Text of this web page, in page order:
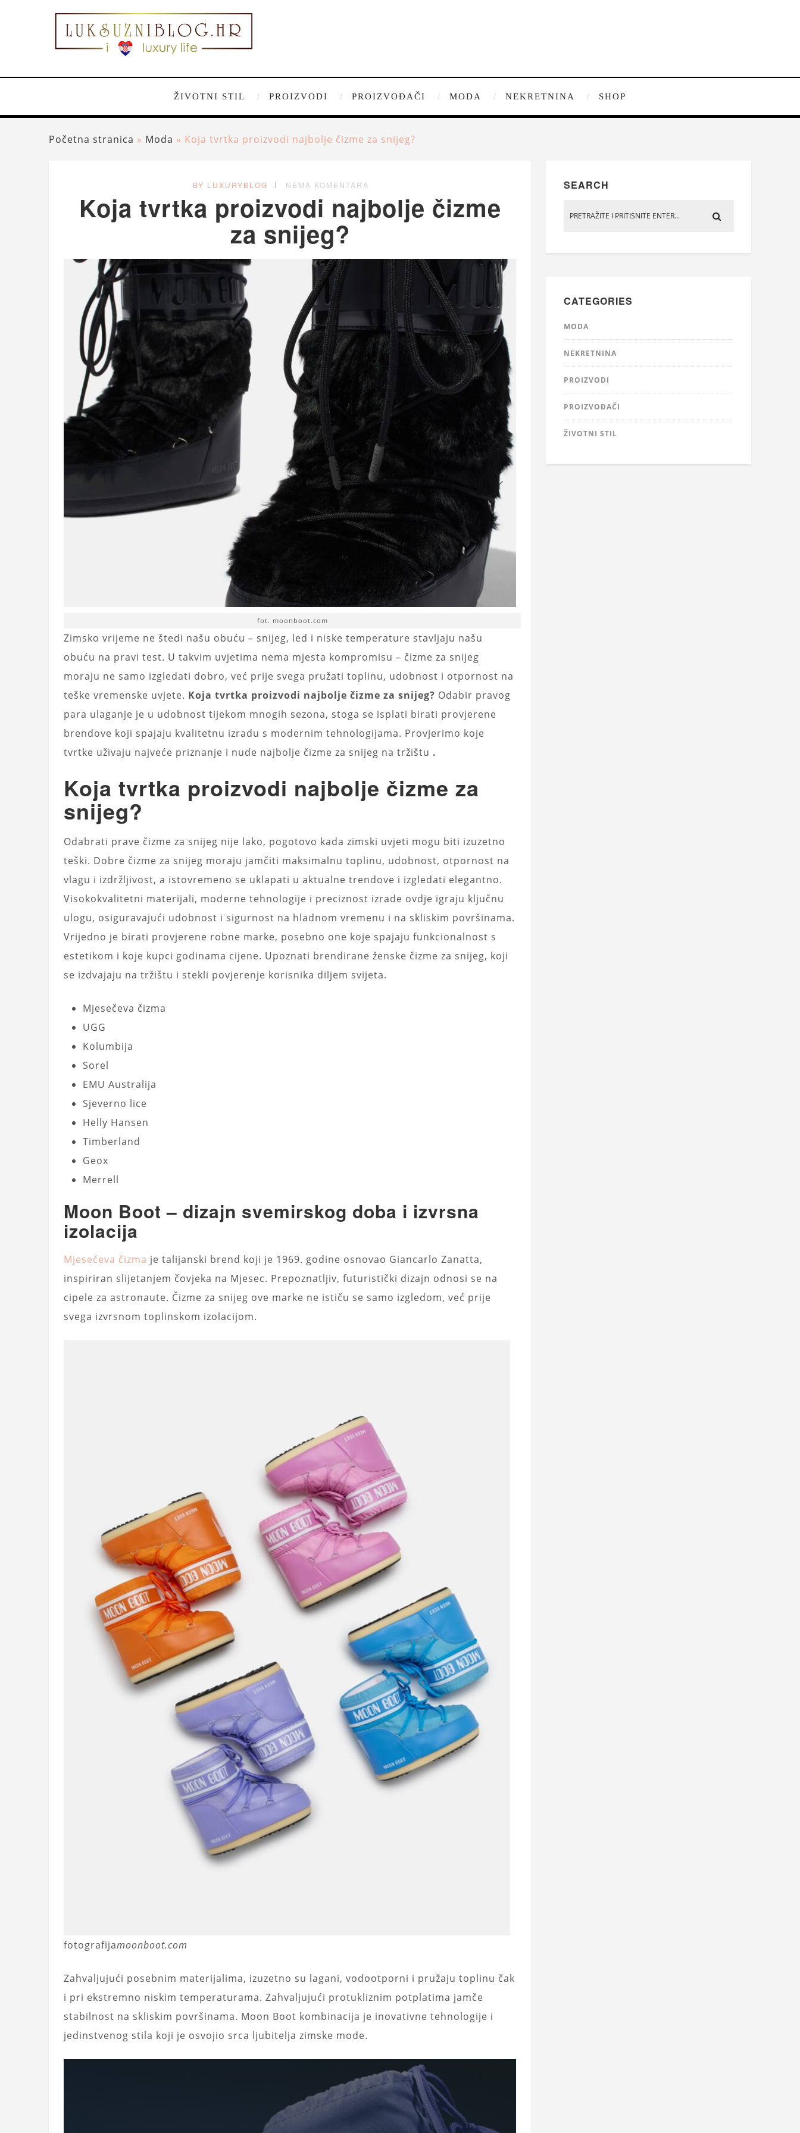
ŽIVOTNI STIL PROIZVODI PROIZVOĐAČI MODA NEKRETNINA SHOP
Početna stranica » Moda » Koja tvrtka proizvodi najbolje čizme za snijeg?
BY LUXURYBLOG NEMA KOMENTARA
Koja tvrtka proizvodi najbolje čizme
za snijeg?
fot. moonboot.com
Zimsko vrijeme ne štedi našu obuću – snijeg, led i niske temperature stavljaju našu
obuću na pravi test. U takvim uvjetima nema mjesta kompromisu – čizme za snijeg
moraju ne samo izgledati dobro, već prije svega pružati toplinu, udobnost i otpornost na
teške vremenske uvjete. Koja tvrtka proizvodi najbolje čizme za snijeg? Odabir pravog
para ulaganje je u udobnost tijekom mnogih sezona, stoga se isplati birati provjerene
brendove koji spajaju kvalitetnu izradu s modernim tehnologijama. Provjerimo koje
tvrtke uživaju najveće priznanje i nude najbolje čizme za snijeg na tržištu .
Koja tvrtka proizvodi najbolje čizme za
snijeg?
Odabrati prave čizme za snijeg nije lako, pogotovo kada zimski uvjeti mogu biti izuzetno
teški. Dobre čizme za snijeg moraju jamčiti maksimalnu toplinu, udobnost, otpornost na
vlagu i izdržljivost, a istovremeno se uklapati u aktualne trendove i izgledati elegantno.
Visokokvalitetni materijali, moderne tehnologije i preciznost izrade ovdje igraju ključnu
ulogu, osiguravajući udobnost i sigurnost na hladnom vremenu i na skliskim površinama.
Vrijedno je birati provjerene robne marke, posebno one koje spajaju funkcionalnost s
estetikom i koje kupci godinama cijene. Upoznati brendirane ženske čizme za snijeg, koji
se izdvajaju na tržištu i stekli povjerenje korisnika diljem svijeta.
Mjesečeva čizma
UGG
Kolumbija
Sorel
EMU Australija
Sjeverno lice
Helly Hansen
Timberland
Geox
Merrell
Moon Boot – dizajn svemirskog doba i izvrsna
izolacija
Mjesečeva čizma je talijanski brend koji je 1969. godine osnovao Giancarlo Zanatta,
inspiriran slijetanjem čovjeka na Mjesec. Prepoznatljiv, futuristički dizajn odnosi se na
cipele za astronaute. Čizme za snijeg ove marke ne ističu se samo izgledom, već prije
svega izvrsnom toplinskom izolacijom.
fotografijamoonboot.com
Zahvaljujući posebnim materijalima, izuzetno su lagani, vodootporni i pružaju toplinu čak
i pri ekstremno niskim temperaturama. Zahvaljujući protukliznim potplatima jamče
stabilnost na skliskim površinama. Moon Boot kombinacija je inovativne tehnologije i
jedinstvenog stila koji je osvojio srca ljubitelja zimske mode.
SEARCH
CATEGORIES
MODA
NEKRETNINA
PROIZVODI
PROIZVOĐAČI
ŽIVOTNI STIL